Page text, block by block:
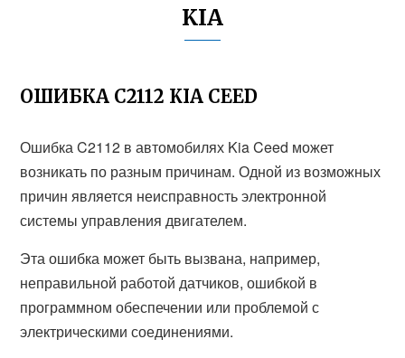
KIA
ОШИБКА C2112 KIA CEED
Ошибка C2112 в автомобилях Kia Ceed может
возникать по разным причинам. Одной из возможных
причин является неисправность электронной
системы управления двигателем.
Эта ошибка может быть вызвана, например,
неправильной работой датчиков, ошибкой в
программном обеспечении или проблемой с
электрическими соединениями.